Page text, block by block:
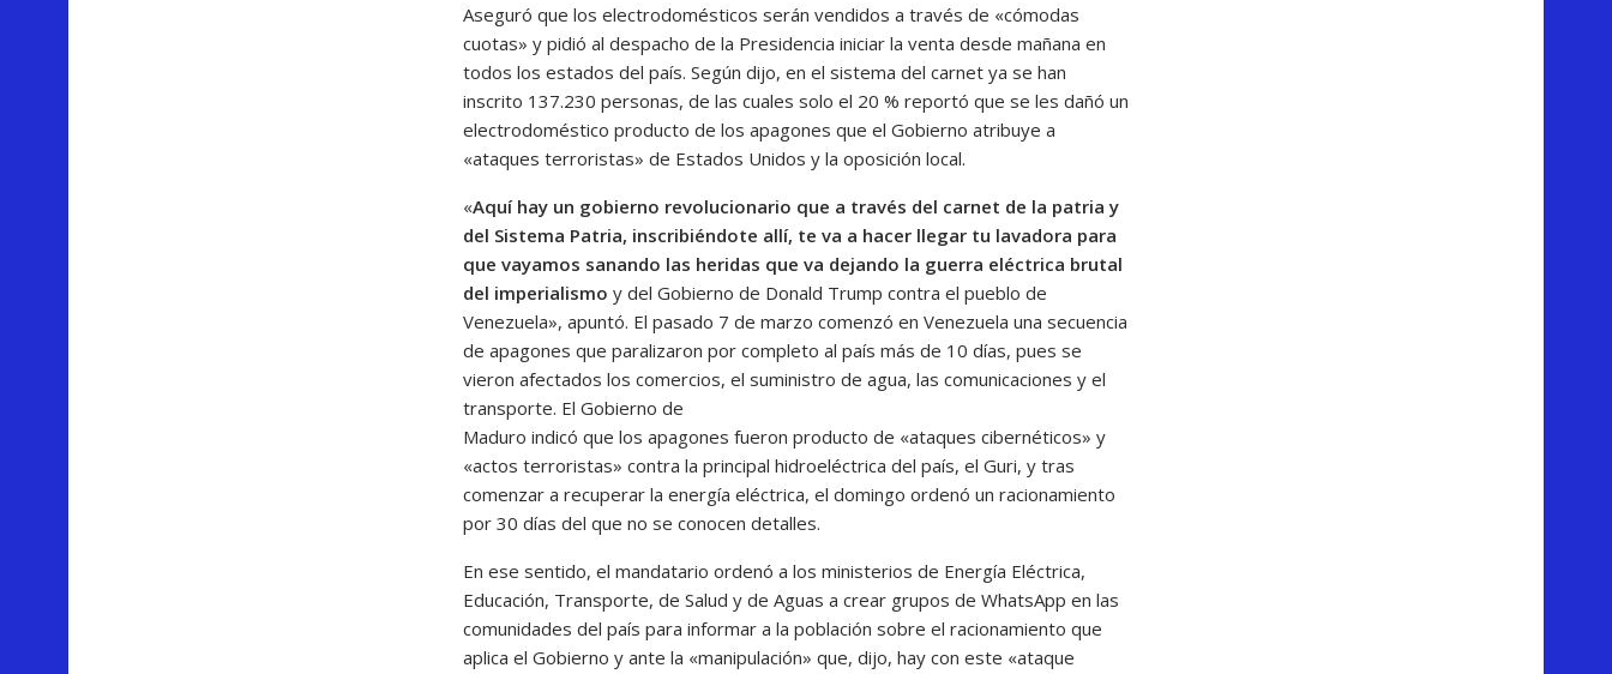
Aseguró que los electrodomésticos serán vendidos a través de «cómodas
cuotas» y pidió al despacho de la Presidencia iniciar la venta desde mañana en
todos los estados del país. Según dijo, en el sistema del carnet ya se han
inscrito 137.230 personas, de las cuales solo el 20 % reportó que se les dañó un
electrodoméstico producto de los apagones que el Gobierno atribuye a
«ataques terroristas» de Estados Unidos y la oposición local.
«Aquí hay un gobierno revolucionario que a través del carnet de la patria y
del Sistema Patria, inscribiéndote allí, te va a hacer llegar tu lavadora para
que vayamos sanando las heridas que va dejando la guerra eléctrica brutal
del imperialismo y del Gobierno de Donald Trump contra el pueblo de
Venezuela», apuntó. El pasado 7 de marzo comenzó en Venezuela una secuencia
de apagones que paralizaron por completo al país más de 10 días, pues se
vieron afectados los comercios, el suministro de agua, las comunicaciones y el
transporte. El Gobierno de
Maduro indicó que los apagones fueron producto de «ataques cibernéticos» y
«actos terroristas» contra la principal hidroeléctrica del país, el Guri, y tras
comenzar a recuperar la energía eléctrica, el domingo ordenó un racionamiento
por 30 días del que no se conocen detalles.
En ese sentido, el mandatario ordenó a los ministerios de Energía Eléctrica,
Educación, Transporte, de Salud y de Aguas a crear grupos de WhatsApp en las
comunidades del país para informar a la población sobre el racionamiento que
aplica el Gobierno y ante la «manipulación» que, dijo, hay con este «ataque